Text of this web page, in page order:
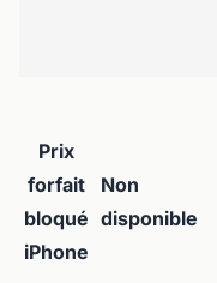
Prix
forfait
bloqué
iPhone
Non
disponible